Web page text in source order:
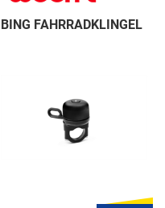
BING FAHRRADKLINGEL